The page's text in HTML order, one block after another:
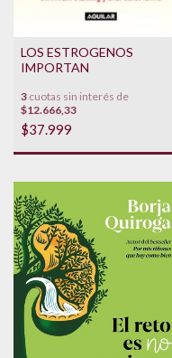
LOS ESTROGENOS
IMPORTAN
3 cuotas sin interés de
$12.666,33
$37.999